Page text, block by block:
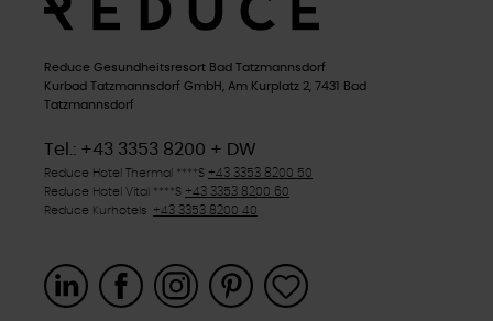
Reduce Gesundheitsresort Bad Tatzmannsdorf
Kurbad Tatzmannsdorf GmbH, Am Kurplatz 2, 7431 Bad
Tatzmannsdorf
Tel.: +43 3353 8200 + DW
Reduce Hotel Thermal ****S +43 3353 8200 50
Reduce Hotel Vital ****S +43 3353 8200 60
Reduce Kurhotels +43 3353 8200 40